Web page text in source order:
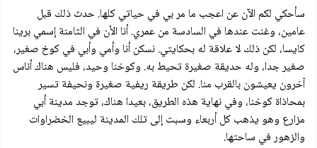
سأحكي لكم الآن عن اعجب ما مر بي في حياتي كلها. حدث ذلك قبل
عامين، وغنت عندها في السادسة من عمري. أنا الأن في الثامنة إسمي برينا
كايسا، لكن ذلك لا علاقة له بحكايتي. نسكن أنا وأمي وأبي في كوخ صغير،
صغير جدا، وله حديقة صغيرة تحيط به. وكوخنا وحيد، فليس هناك أناس
آخرون يعيشون بالقرب منا. لكن طريقة ريفية صغيرة ونحيفة تسير
بمحاذاة كوخنا، وفي نهاية هذه الطريق، بعيدا هناك، توجد مدينة أبي
مزارع وهو يذهب كل أربعاء وسبت إلى تلك المدينة ليبيع الخضراوات
والزهور في ساحتها.